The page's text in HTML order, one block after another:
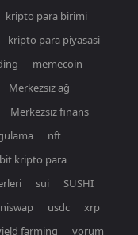
kripto para birimi
kripto para piyasasi
memecoin
Merkezsiz ağ
Merkezsiz finans
nft
kripto para
sui
SUSHI
usdc
xrp
farming yorum